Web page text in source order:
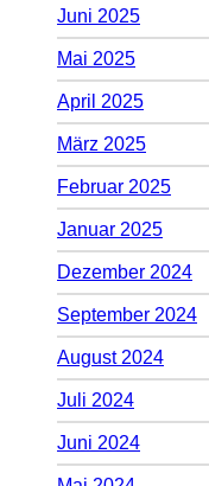
Juni 2025
Mai 2025
April 2025
März 2025
Februar 2025
Januar 2025
Dezember 2024
September 2024
August 2024
Juli 2024
Juni 2024